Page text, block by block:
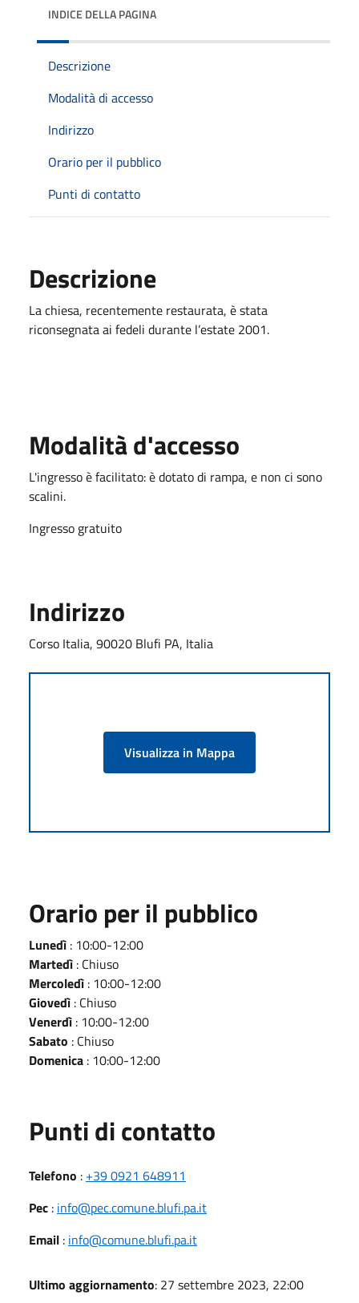
INDICE DELLA PAGINA
Descrizione
Modalità di accesso
Indirizzo
Orario per il pubblico
Punti di contatto
Descrizione
La chiesa, recentemente restaurata, è stata
riconsegnata ai fedeli durante l’estate 2001.
Modalità d'accesso
L'ingresso è facilitato: è dotato di rampa, e non ci sono
scalini.
Ingresso gratuito
Indirizzo
Corso Italia, 90020 Blufi PA, Italia
Visualizza in Mappa
Orario per il pubblico
Lunedì : 10:00-12:00
Martedì : Chiuso
Mercoledì : 10:00-12:00
Giovedì : Chiuso
Venerdì : 10:00-12:00
Sabato : Chiuso
Domenica : 10:00-12:00
Punti di contatto
Telefono : +39 0921 648911
Pec : info@pec.comune.blufi.pa.it
Email : info@comune.blufi.pa.it
Ultimo aggiornamento: 27 settembre 2023, 22:00